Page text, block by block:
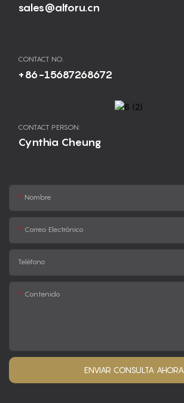
sales@alforu.cn
CONTACT NO.
+86-15687268672
CONTACT PERSON:
Cynthia Cheung
Nombre
Correo Electrónico
Teléfono
Contenido
ENVIAR CONSULTA AHORA